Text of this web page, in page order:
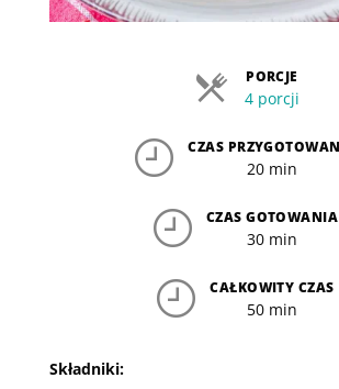
PORCJE
4 porcji
CZAS
20 min
CZAS GOTOWANIA
30 min
CAŁKOWITY CZAS
50 min
Składniki: